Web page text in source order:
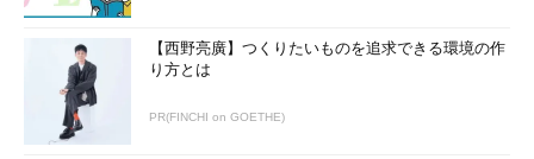
【西野亮廣】つくりたいものを追求できる環境の作
り方とは
PR(FINCHI on GOETHE)